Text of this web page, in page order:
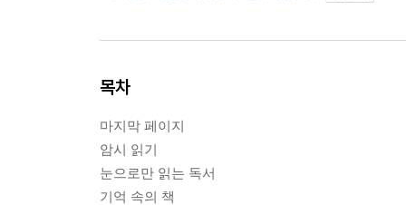
목차
마지막 페이지
암시 읽기
눈으로만 읽는 독서
기억 속의 책